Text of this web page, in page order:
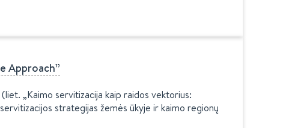
Approach”
„Kaimo servitizacija kaip raidos vektorius:
strategijas žemės ūkyje ir kaimo regionų